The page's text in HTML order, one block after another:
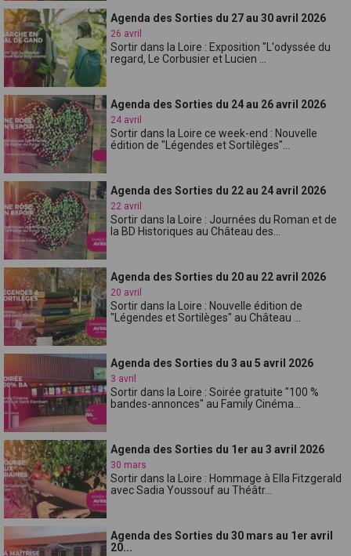
Agenda des Sorties du 27 au 30 avril 2026
26 avril
Sortir dans la Loire : Exposition "L'odyssée du
regard, Le Corbusier et Lucien ...
Agenda des Sorties du 24 au 26 avril 2026
24 avril
Sortir dans la Loire ce week-end : Nouvelle
édition de "Légendes et Sortilèges"...
Agenda des Sorties du 22 au 24 avril 2026
22 avril
Sortir dans la Loire : Journées du Roman et de
la BD Historiques au Château des...
Agenda des Sorties du 20 au 22 avril 2026
20 avril
Sortir dans la Loire : Nouvelle édition de
"Légendes et Sortilèges" au Château ...
Agenda des Sorties du 3 au 5 avril 2026
3 avril
Sortir dans la Loire : Soirée gratuite "100 %
bandes-annonces" au Family Cinéma...
Agenda des Sorties du 1er au 3 avril 2026
30 mars
Sortir dans la Loire : Hommage à Ella Fitzgerald
avec Sadia Youssouf au Théâtr...
Agenda des Sorties du 30 mars au 1er avril
20...